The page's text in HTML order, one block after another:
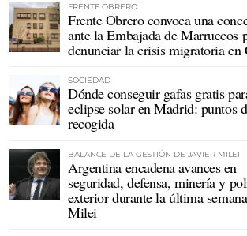
FRENTE OBRERO
Frente Obrero convoca una
ante la Embajada de Marruecos
denunciar la crisis migratoria en
SOCIEDAD
Dónde conseguir gafas gratis
eclipse solar en Madrid: puntos
recogida
BALANCE DE LA GESTIÓN DE JAVIER MILEI
Argentina encadena avances en
seguridad, defensa, minería y
exterior durante la última
Milei